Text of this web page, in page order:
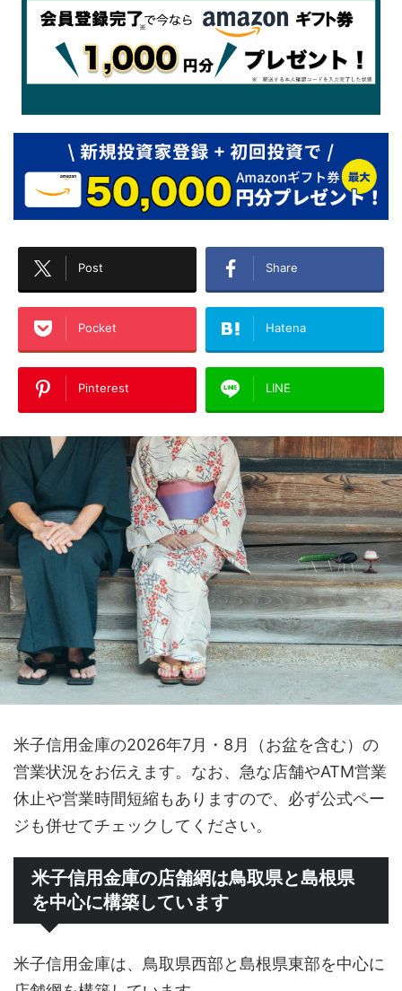
Post Share
Pocket Hatena
Pinterest LINE
米子信用金庫の2026年7月・8月（お盆を含む）の
営業状況をお伝えます。なお、急な店舗やATM営業
休止や営業時間短縮もありますので、必ず公式ペー
ジも併せてチェックしてください。
米子信用金庫の店舗網は鳥取県と島根県
を中心に構築しています
米子信用金庫は、鳥取県西部と島根県東部を中心に